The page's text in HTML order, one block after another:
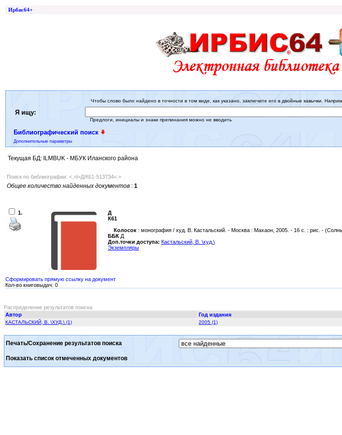
Ирбис64+
Я ищу:
Чтобы слово было найдено в точности в том виде, как указано, заключите его в двойные кавычки.
Предлоги, инициалы и знаки препинания можно не вводить
Библиографический поиск
Дополнительные параметры
Текущая БД: ILMBUK - МБУК Иланского района
Поиск по библиографии: <.>I=Д/К61-513734<.>
Общее количество найденных документов : 1
1.
Д
К61
Колосок : монография / худ. В. Кастальский. - Москва : Махаон, 2005. - 16 с. : рис. -
ББК Д
Доп.точки доступа: Кастальский, В. \худ.\
Экземпляры
Сформировать прямую ссылку на документ
Кол-во книговыдач: 0
Распределение результатов поиска
Автор
Год издания
КАСТАЛЬСКИЙ, В. \ХУД.\ (1) 2005 (1)
Печать/Сохранение результатов поиска
Показать список отмеченных документов